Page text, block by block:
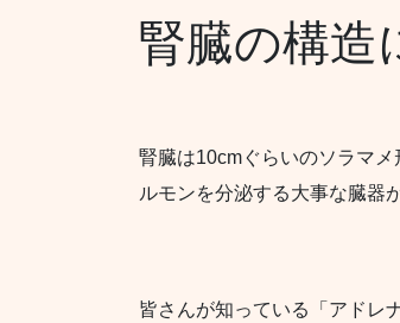
腎臓の構造
腎臓は10cmぐらいのソラマ
ルモンを分泌する大事な臓器
皆さんが知っている「アドレ